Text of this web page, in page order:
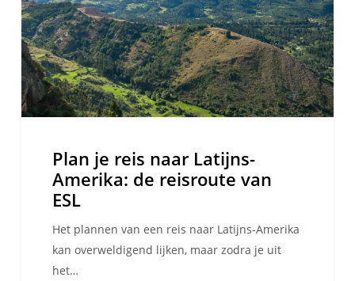
Amerika:
de
reisroute
van
ESL
Plan je reis naar Latijns-
Amerika: de reisroute van
ESL
Het plannen van een reis naar Latijns-Amerika
kan overweldigend lijken, maar zodra je uit
het…